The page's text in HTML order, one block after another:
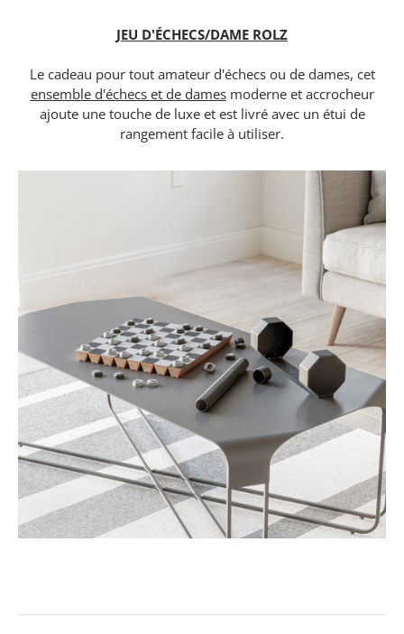
JEU D'ÉCHECS/DAME ROLZ
Le cadeau pour tout amateur d'échecs ou de dames, cet
ensemble d'échecs et de damesmoderne et accrocheur
ajoute une touche de luxe et est livré avec un étui de
rangement facile à utiliser.